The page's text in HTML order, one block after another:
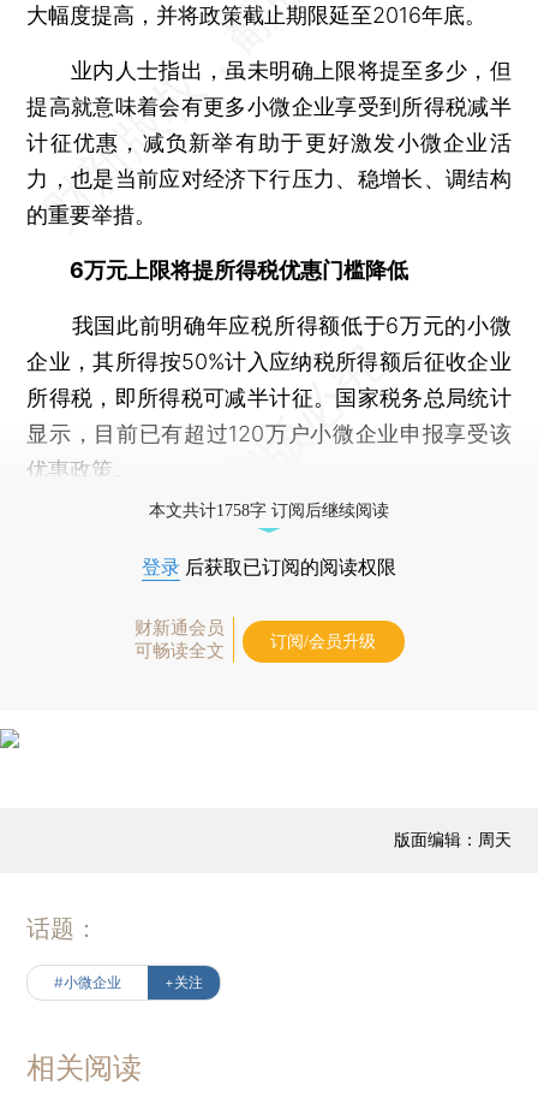
大幅度提高，并将政策截止期限延至2016年底。
业内人士指出，虽未明确上限将提至多少，但
提高就意味着会有更多小微企业享受到所得税减半
计征优惠，减负新举有助于更好激发小微企业活
力，也是当前应对经济下行压力、稳增长、调结构
的重要举措。
6万元上限将提所得税优惠门槛降低
我国此前明确年应税所得额低于6万元的小微
企业，其所得按50%计入应纳税所得额后征收企业
所得税，即所得税可减半计征。国家税务总局统计
显示，目前已有超过120万户小微企业申报享受该
优惠政策。
本文共计1758字 订阅后继续阅读
登录 后获取已订阅的阅读权限
财新通会员
可畅读全文
订阅/会员升级
版面编辑：周天
话题：
#小微企业 +关注
相关阅读